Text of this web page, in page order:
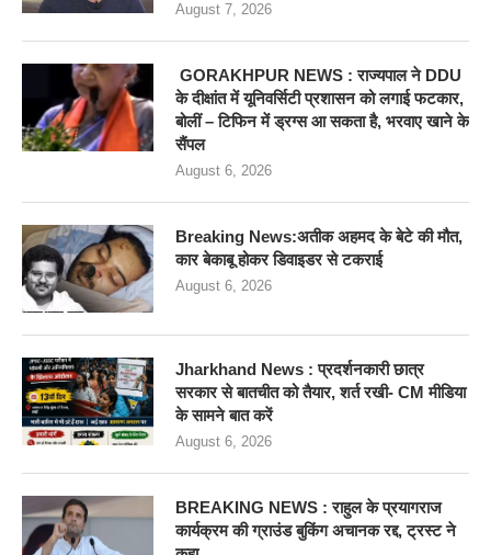
August 7, 2026
GORAKHPUR NEWS : राज्यपाल ने DDU
के दीक्षांत में यूनिवर्सिटी प्रशासन को लगाई फटकार,
बोलीं – टिफिन में ड्रग्स आ सकता है, भरवाए खाने के
सैंपल
August 6, 2026
Breaking News:अतीक अहमद के बेटे की मौत,
कार बेकाबू होकर डिवाइडर से टकराई
August 6, 2026
Jharkhand News : प्रदर्शनकारी छात्र
सरकार से बातचीत को तैयार, शर्त रखी- CM मीडिया
के सामने बात करें
August 6, 2026
BREAKING NEWS : राहुल के प्रयागराज
कार्यक्रम की ग्राउंड बुकिंग अचानक रद्द, ट्रस्ट ने